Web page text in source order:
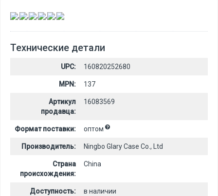
, , , , ,
Технические детали
UPC: 160820252680
MPN: 137
Артикул
продавца:
16083569
Формат поставки: оптом
Производитель: Ningbo Glary Case Co., Ltd
Страна
происхождения:
China
Доступность: в наличии